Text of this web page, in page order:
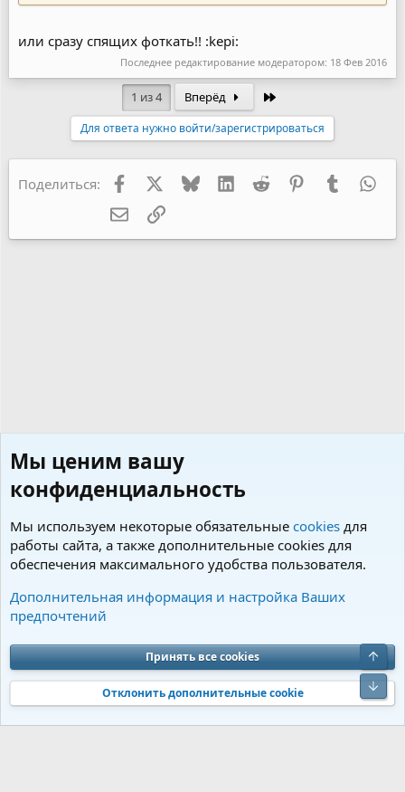
или сразу спящих фоткать!! :kepi:
Последнее редактирование модератором: 18 Фев 2016
1 из 4 Вперёд
Для ответа нужно войти/зарегистрироваться
Поделиться: Facebook BlueskyLinkedInReddit PinterestTumblr
Электронная почта
Ссылка
Персональные странички форумчан
Cookies Charm by DCom
Обратная связь
Условия и правила
Политика конфиденциальности
Помощь
S
S
Community platform by XenForo® © 2010-2026 XenForo Ltd. Перевод от
Jumuro®|Media embeds via s9e/MediaSites
Мы ценим вашу
конфиденциальность
Мы используем некоторые обязательные cookies для
работы сайта, а также дополнительные cookies для
обеспечения максимального удобства пользователя.
Дополнительная информация и настройка Ваших
предпочтений
Принять все cookies
Отклонить дополнительные cookie